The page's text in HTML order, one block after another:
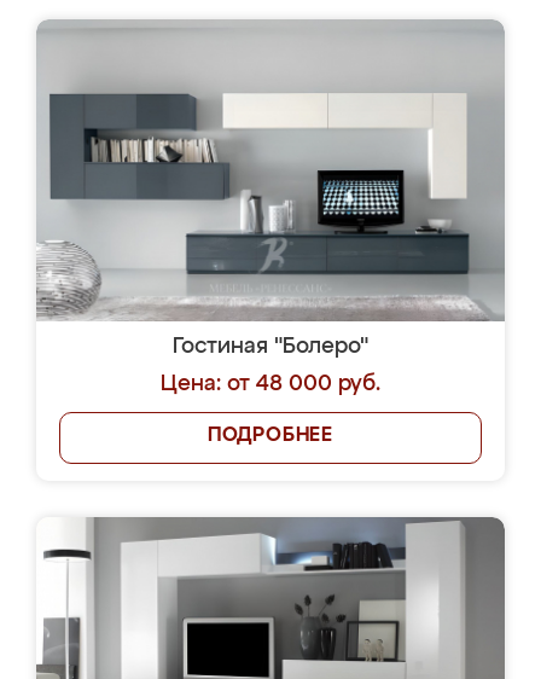
Гостиная "Болеро"
Цена: от 48 000 руб.
ПОДРОБНЕЕ